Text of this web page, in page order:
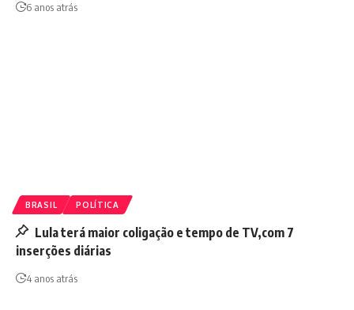
6 anos atrás
BRASIL POLÍTICA
Lula terá maior coligação e tempo de TV,com 7
inserções diárias
4 anos atrás